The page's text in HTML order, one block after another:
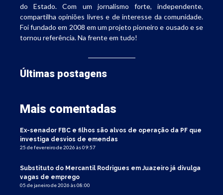
do Estado. Com um jornalismo forte, independente,
compartilha opiniões livres e de interesse da comunidade.
Foi fundado em 2008 em um projeto pioneiro e ousado e se
tornou referência. Na frente em tudo!
Últimas postagens
Mais comentadas
Ex-senador FBC e filhos são alvos de operação da PF que
investiga desvios de emendas
25 de fevereiro de 2026 às 09:57
Substituto do Mercantil Rodrigues em Juazeiro já divulga
vagas de emprego
05 de janeiro de 2026 às 08:00